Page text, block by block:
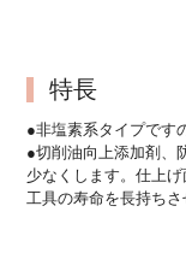
特長
●非塩素系タイプです
●切削油向上添加剤、
少なくします。仕上
工具の寿命を長持ちさ